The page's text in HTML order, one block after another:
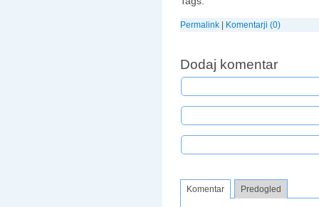
Permalink Komentarji (0)
Dodaj komentar
Komentar Predogled